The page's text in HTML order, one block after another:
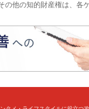
他の知的財産権は、各